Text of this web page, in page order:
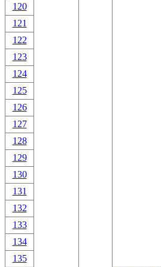
120
121
122
123
124
125
126
127
128
129
130
131
132
133
134
135